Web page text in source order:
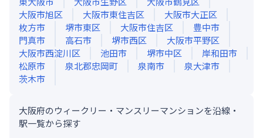
大阪市旭区
大阪市東住吉区
大阪市大正区
枚方市
堺市東区 大阪市住吉区
豊中市
門真市
高石市 堺市西区
大阪市平野区
大阪市西淀川区
池田市 堺市中区
岸和田市
松原市
泉北郡忠岡町 泉南市
泉大津市
茨木市
大阪府のウィークリー・マンスリーマンションを沿線・
駅一覧から探す